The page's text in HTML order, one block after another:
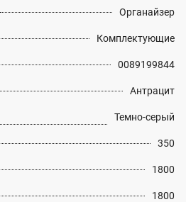
Органайзер
Комплектующие
0089199844
Антрацит
Темно-серый
350
1800
1800